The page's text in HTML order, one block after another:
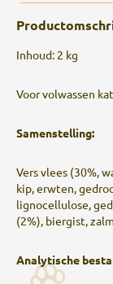
Inhoud: 2 kg
Voor volwassen
Samenstelling:
Vers vlees (30%,
kip, erwten,
lignocellulose,
(2%), biergist,
Analytische